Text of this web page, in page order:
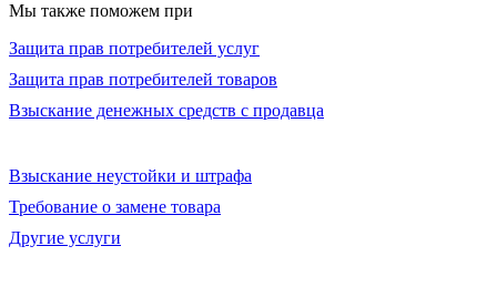
Мы также поможем при
Защита прав потребителей услуг
Защита прав потребителей товаров
Взыскание денежных средств с продавца
Взыскание неустойки и штрафа
Требование о замене товара
Другие услуги